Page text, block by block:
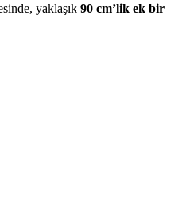
yaklaşık 90 cm’lik ek bir